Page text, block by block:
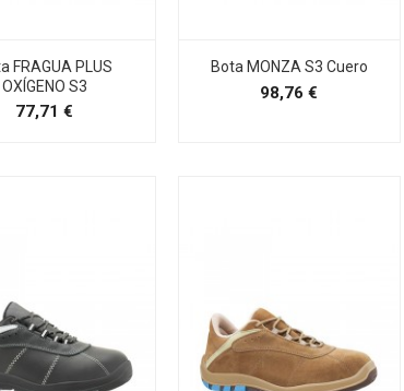
FRAGUA PLUS
OXÍGENO S3
77,71 €
Bota MONZA S3 Cuero
98,76 €